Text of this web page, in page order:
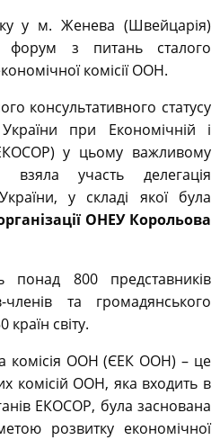
у м. Женева (Швейцарія)
форум з питань сталого
комісії ООН.
консультативного статусу
при Економічній і
у цьому важливому
взяла участь делегація
у складі якої була
ОНЕУ Корольова
понад 800 представників
та громадянського
країн світу.
комісія ООН (ЄЕК ООН) – це
комісій ООН, яка входить в
ЕКОСОР, була заснована
розвитку економічної